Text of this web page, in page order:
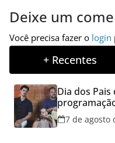
Deixe um
Você precisa fazer o login
+ Recentes
Dia dos
Aparecida de
7 de agosto